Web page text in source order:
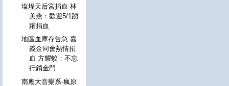
塩埕天后宮捐血 林
美燕：歡迎5/1踴
躍捐血
地區血庫存告急 嘉
義金同會熱情捐
血 方耀蛟：不忘
行銷金門
南應大音樂系-瘋原